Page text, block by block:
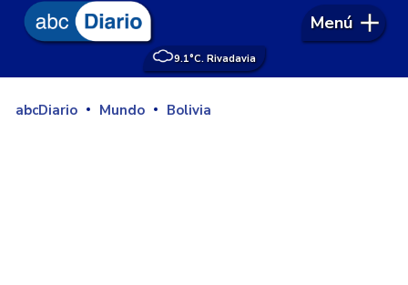
9.1°C. Rivadavia
Menú
abcDiario Mundo Bolivia